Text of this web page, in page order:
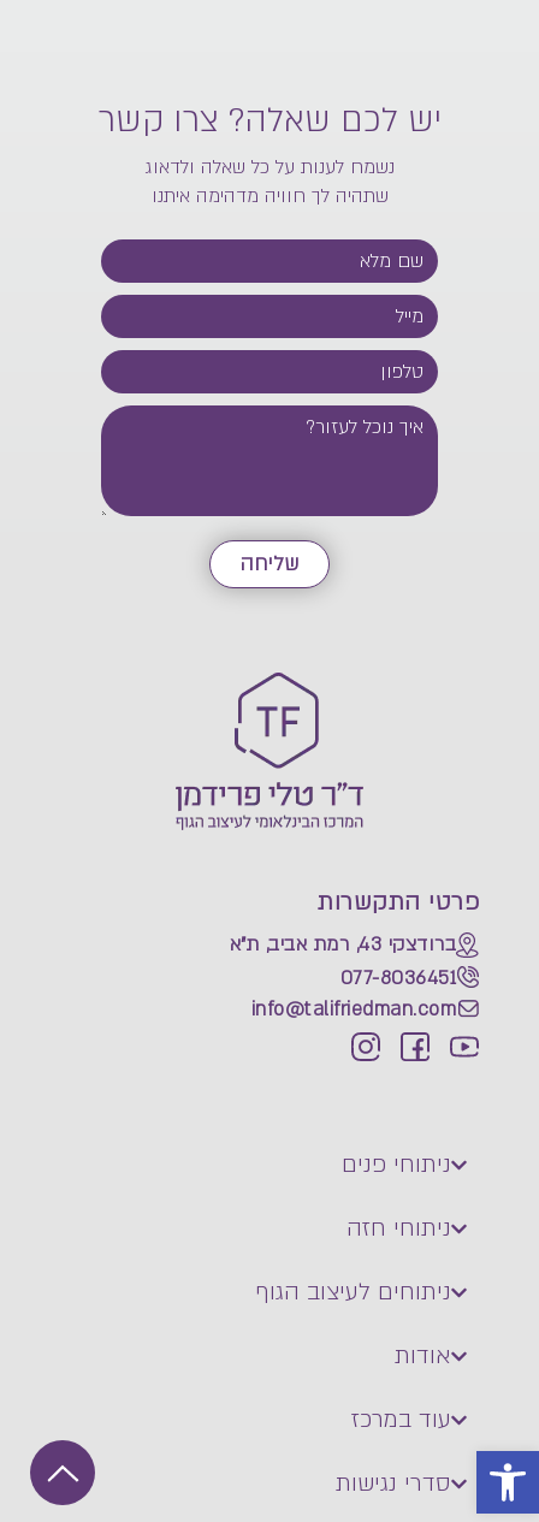
פתח סרגל נגישות
יש לכם שאלה? צרו קשר
נשמח לענות על כל שאלה ולדאוג
שתהיה לך חוויה מדהימה איתנו
שליחה
פרטי התקשרות
ברודצקי 43, רמת אביב, ת"א
077-8036451
info@talifriedman.com
ניתוחי פנים
ניתוחי חזה
ניתוחים לעיצוב הגוף
אודות
עוד במרכז
סדרי נגישות